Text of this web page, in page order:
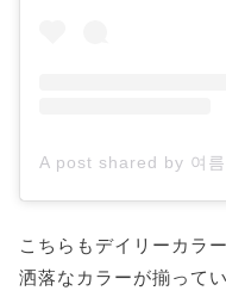
こちらもデイリーカラ
洒落なカラーが揃って